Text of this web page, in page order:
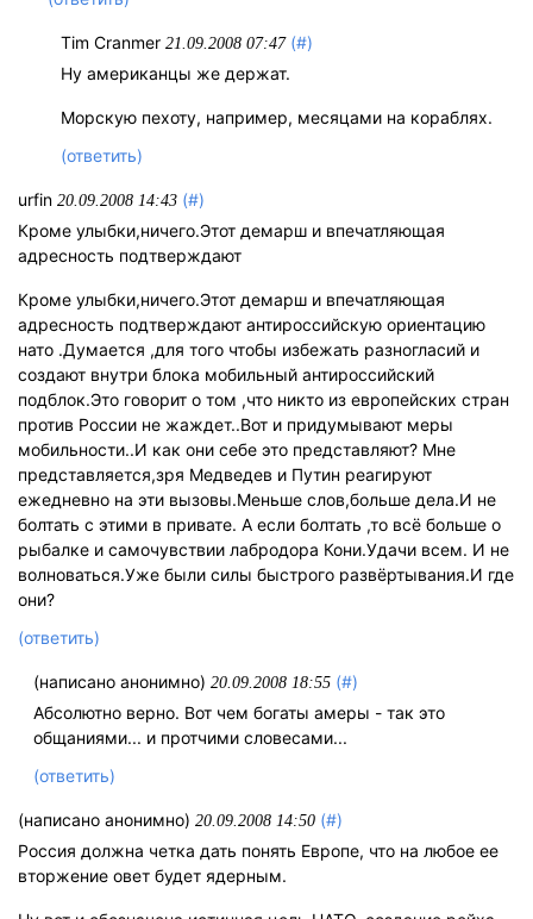
Tim Cranmer21.09.2008 07:47 (#)
Ну американцы же держат.
Морскую пехоту, например, месяцами на кораблях.
(ответить)
urfin 20.09.2008 14:43 (#)
Кроме улыбки,ничего.Этот демарш и впечатляющая
адресность подтверждают
Кроме улыбки,ничего.Этот демарш и впечатляющая
адресность подтверждают антироссийскую ориентацию
нато .Думается ,для того чтобы избежать разногласий и
создают внутри блока мобильный антироссийский
подблок.Это говорит о том ,что никто из европейских стран
против России не жаждет..Вот и придумывают меры
мобильности..И как они себе это представляют? Мне
представляется,зря Медведев и Путин реагируют
ежедневно на эти вызовы.Меньше слов,больше дела.И не
болтать с этими в привате. А если болтать ,то всё больше о
рыбалке и самочувствии лабродора Кони.Удачи всем. И не
волноваться.Уже были силы быстрого развёртывания.И где
они?
(ответить)
(написано анонимно) 20.09.2008 18:55 (#)
Абсолютно верно. Вот чем богаты амеры - так это
общаниями... и протчими словесами...
(ответить)
(написано анонимно) 20.09.2008 14:50 (#)
Россия должна четка дать понять Европе, что на любое ее
вторжение овет будет ядерным.